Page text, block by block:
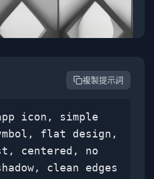
複製提示詞
icon, simple
flat design,
centered, no
clean edges